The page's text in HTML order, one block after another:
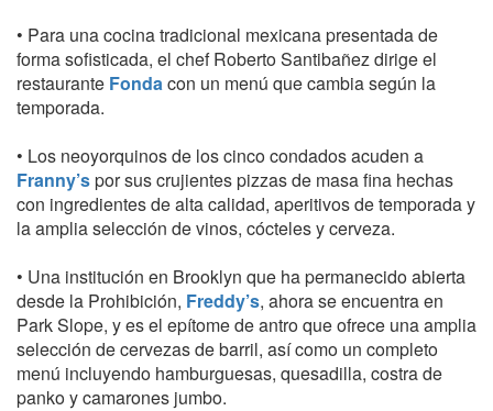
• Para una cocina tradicional mexicana presentada de
forma sofisticada, el chef Roberto Santibañez dirige el
restaurante Fonda con un menú que cambia según la
temporada.
• Los neoyorquinos de los cinco condados acuden a
Franny’spor sus crujientes pizzas de masa fina hechas
con ingredientes de alta calidad, aperitivos de temporada y
la amplia selección de vinos, cócteles y cerveza.
• Una institución en Brooklyn que ha permanecido abierta
desde la Prohibición, Freddy’s, ahora se encuentra en
Park Slope, y es el epítome de antro que ofrece una amplia
selección de cervezas de barril, así como un completo
menú incluyendo hamburguesas, quesadilla, costra de
panko y camarones jumbo.